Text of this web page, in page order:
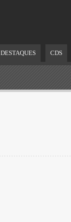
DESTAQUES CDS